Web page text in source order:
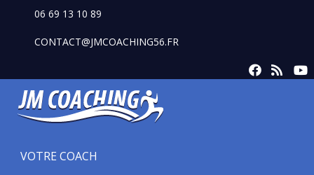
06 69 13 10 89
CONTACT@JMCOACHING56.FR
VOTRE COACH